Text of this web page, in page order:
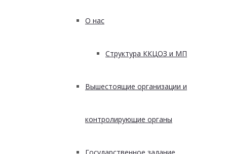
О нас
Структура ККЦОЗ и МП
Вышестоящие организации и
контролирующие органы